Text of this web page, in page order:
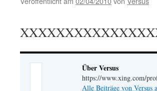
Über Versus
https://www.xing.com/
Alle Beiträge von Versus